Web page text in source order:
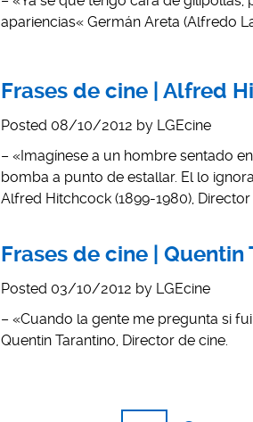
apariencias« Germán Areta (Alfredo
Frases de cine | Alfred
Posted 08/10/2012 by LGEcine
– «Imagínese a un hombre sentado
bomba a punto de estallar. El lo
Alfred Hitchcock (1899-1980), Director
Frases de cine | Quentin
Posted 03/10/2012 by LGEcine
– «Cuando la gente me pregunta si
Quentin Tarantino, Director de cine.